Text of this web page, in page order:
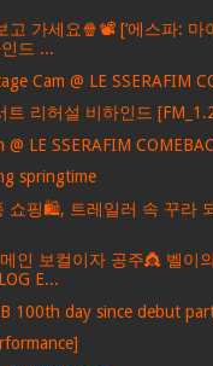
고 가세요🍿📽️ [‘에스파: 마
드 ...
Cam @ LE SSERAFIM
트 리허설 비하인드
@ LE SSERAFIM
springtime
쇼핑🛍️, 트레일러 속 꾸라
인 보컬이자 공주👸 벨이
E...
100th day since debut